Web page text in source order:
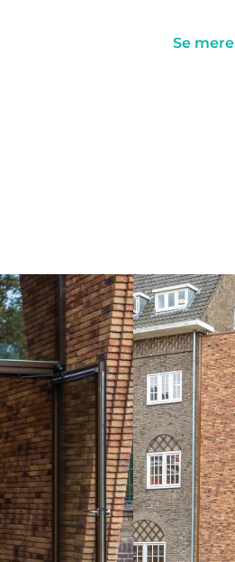
Se mere